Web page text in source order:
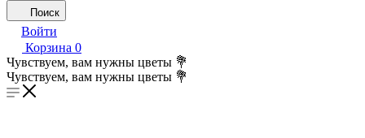
Поиск
Войти
Корзина 0
Чувствуем, вам нужны цветы 💐
Чувствуем, вам нужны цветы 💐